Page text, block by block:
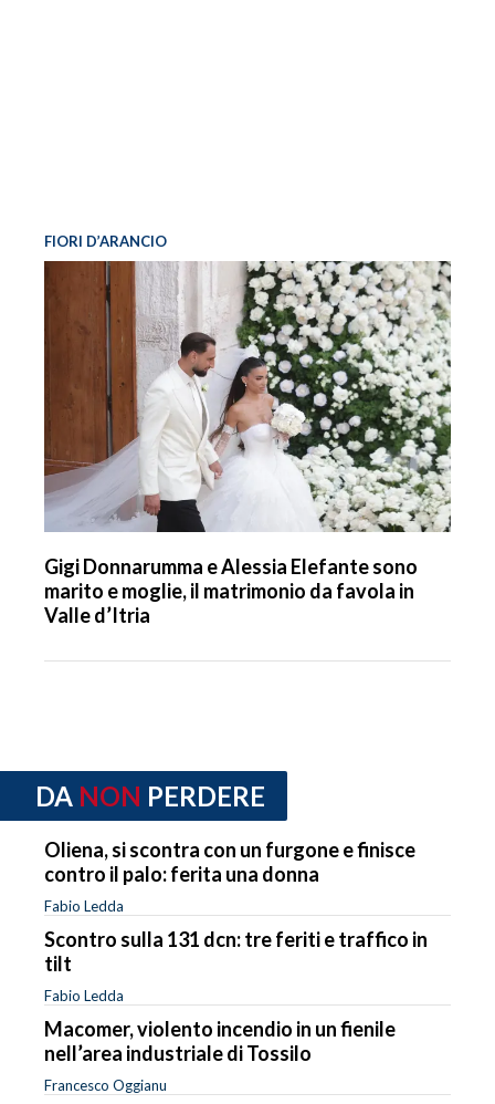
FIORI D’ARANCIO
Gigi Donnarumma e Alessia Elefante sono
marito e moglie, il matrimonio da favola in
Valle d’Itria
DA NON PERDERE
Oliena, si scontra con un furgone e finisce
contro il palo: ferita una donna
Fabio Ledda
Scontro sulla 131 dcn: tre feriti e traffico in
tilt
Fabio Ledda
Macomer, violento incendio in un fienile
nell’area industriale di Tossilo
Francesco Oggianu